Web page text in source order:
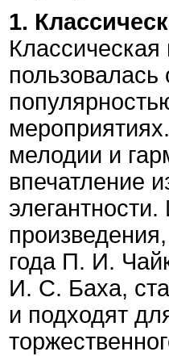
1.
пользовалась
мелодии и
впечатление
года П. И.
И. С. Баха,
и подходят